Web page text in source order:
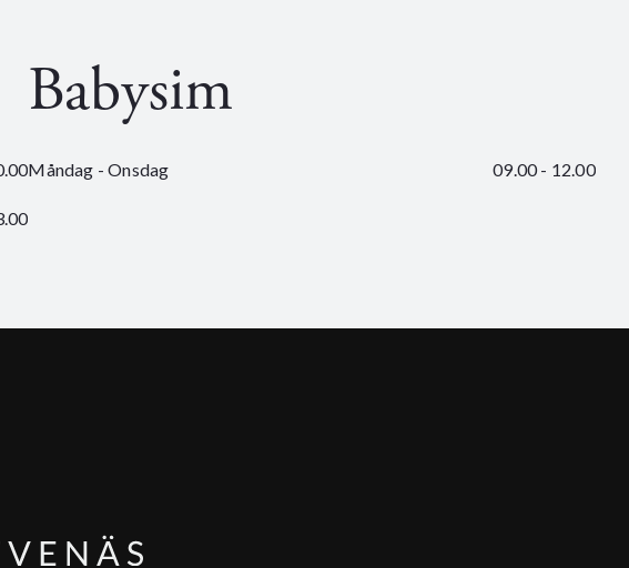
Babysim
Måndag - Onsdag 09.00 - 12.00